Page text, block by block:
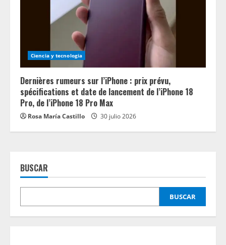
Ciencia y tecnologia
Dernières rumeurs sur l’iPhone : prix prévu,
spécifications et date de lancement de l’iPhone 18
Pro, de l’iPhone 18 Pro Max
Rosa María Castillo 30 julio 2026
BUSCAR
BUSCAR